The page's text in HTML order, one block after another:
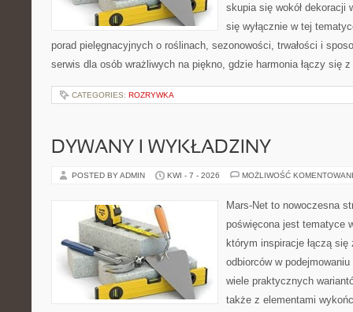
skupia się wokół dekoracji
się wyłącznie w tej
porad pielęgnacyjnych o roślinach, sezonowości, trwałości i
serwis dla osób wrażliwych na piękno, gdzie harmonia łączy się
CATEGORIES: ROZRYWKA
DYWANY I WYKŁADZINY
POSTED BY ADMIN KWI - 7 - 2026 MOŻLIWOŚĆ
Mars-Net to nowoczesna
poświęcona jest tematyce
którym inspiracje łączą
odbiorców w
wiele praktycznych
także z elementami